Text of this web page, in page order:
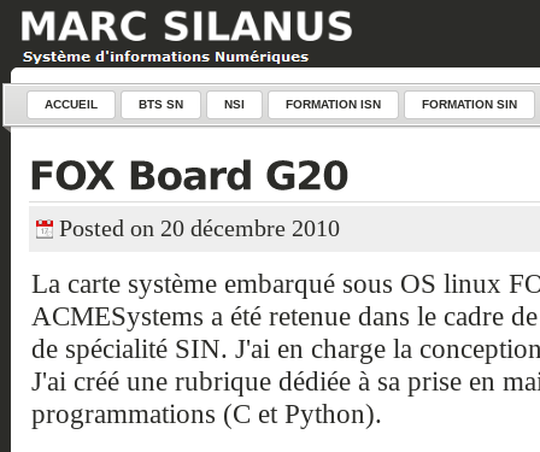
ACCUEIL BTS SN NSI FORMATION ISN FORMATION SIN
Posted on 20 décembre 2010
La carte système embarqué sous OS linux
ACMESystems a été retenue dans le cadre
de spécialité SIN. J'ai en charge la
J'ai créé une rubrique dédiée à sa prise en
programmations (C et Python).